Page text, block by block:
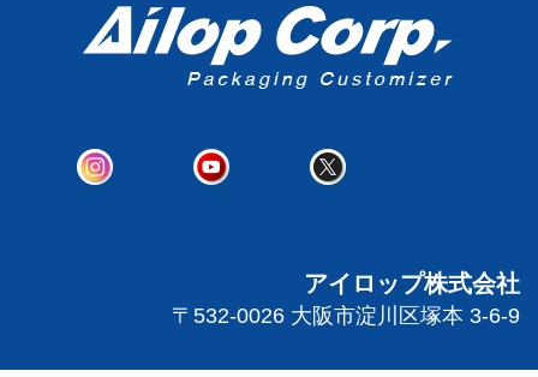
アイロップ株式会社
〒532-0026 大阪市淀川区塚本 3-6-9